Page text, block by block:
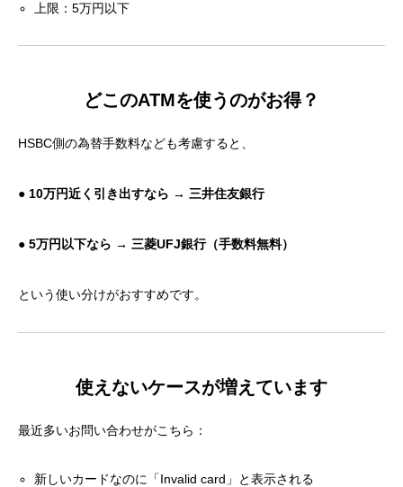
上限：5万円以下
どこのATMを使うのがお得？
HSBC側の為替手数料なども考慮すると、
● 10万円近く引き出すなら → 三井住友銀行
● 5万円以下なら → 三菱UFJ銀行（手数料無料）
という使い分けがおすすめです。
使えないケースが増えています
最近多いお問い合わせがこちら：
新しいカードなのに「Invalid card」と表示される